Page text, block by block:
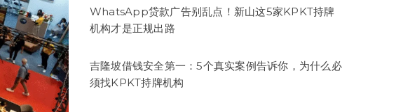
WhatsApp贷款广告别乱点！新山这5家KPKT持牌
机构才是正规出路
吉隆坡借钱安全第一：5个真实案例告诉你，为什么必
须找KPKT持牌机构